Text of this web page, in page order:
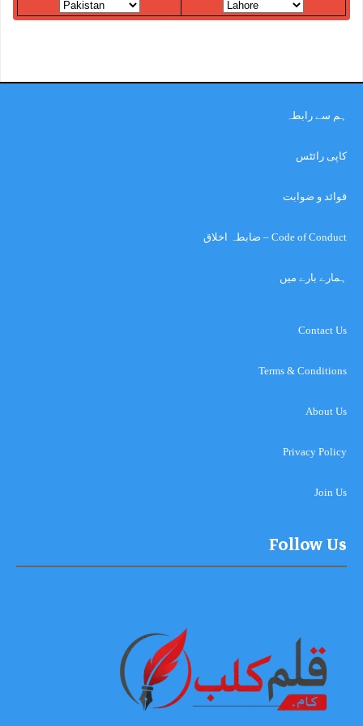
ہم سے رابطہ
کاپی رائٹس
قوائد و ضوابت
Code of Conduct – ضابطہ اخلاق
ہمارے بارے میں
Contact Us
Terms & Conditions
About Us
Privacy Policy
Join Us
Follow Us